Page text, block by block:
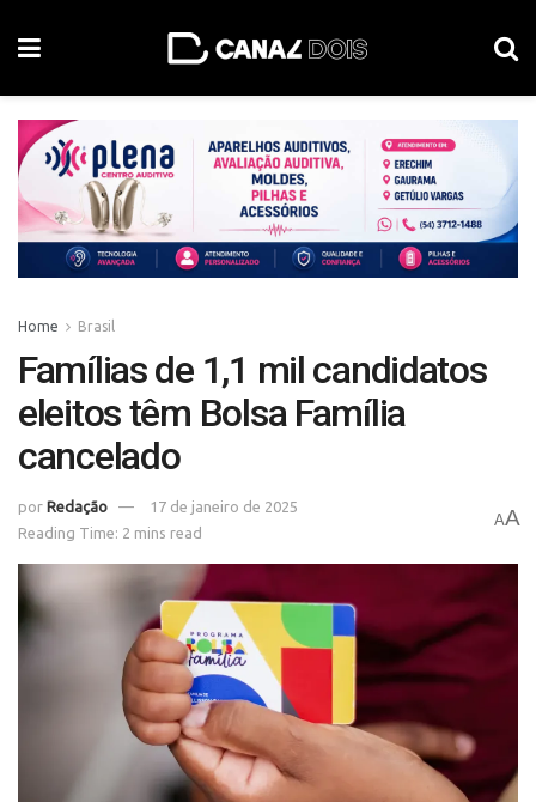
Home Brasil
Famílias de 1,1 mil candidatos
eleitos têm Bolsa Família
cancelado
por Redação
17 de janeiro de 2025
Reading Time: 2 mins read
AA